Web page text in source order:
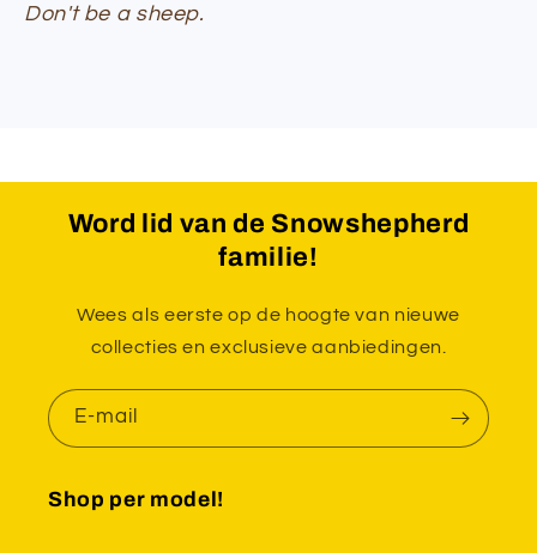
Don't be a sheep.
Word lid van de Snowshepherd
familie!
Wees als eerste op de hoogte van nieuwe
collecties en exclusieve aanbiedingen.
E-mail
Shop per model!